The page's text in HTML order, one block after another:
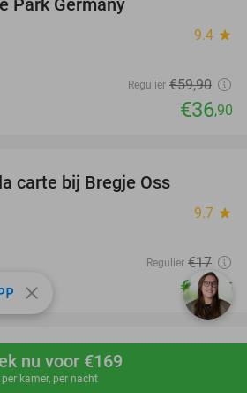
Boek nu
nu voor €169
per kamer, per nacht
9.4 star
Regulier €59,90
€36,90
carte bij Bregje Oss
9.7 star
Regulier €17
€14,95
favorite_border
en drankjes + parkeren
close